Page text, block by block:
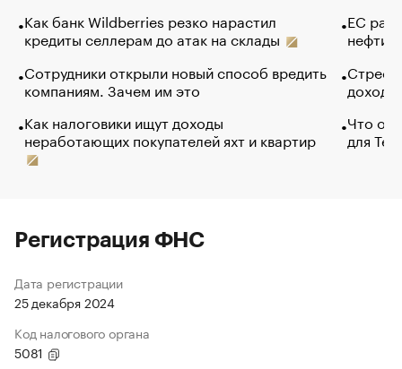
Как банк Wildberries резко нарастил
кредиты селлерам до атак на склады
Сотрудники открыли новый способ вредить
компаниям. Зачем им это
Как налоговики ищут доходы
неработающих покупателей яхт и квартир
ЕС
нефти
Что
для
Регистрация ФНС
Дата регистрации
25 декабря 2024
Код налогового органа
5081